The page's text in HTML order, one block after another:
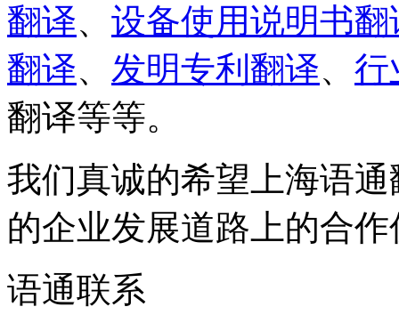
翻译、 设备使用说明书翻
翻译、 发明专利翻译、 行
翻译等等。
我们真诚的希望上海语
的企业发展道路上的合作
语通联系